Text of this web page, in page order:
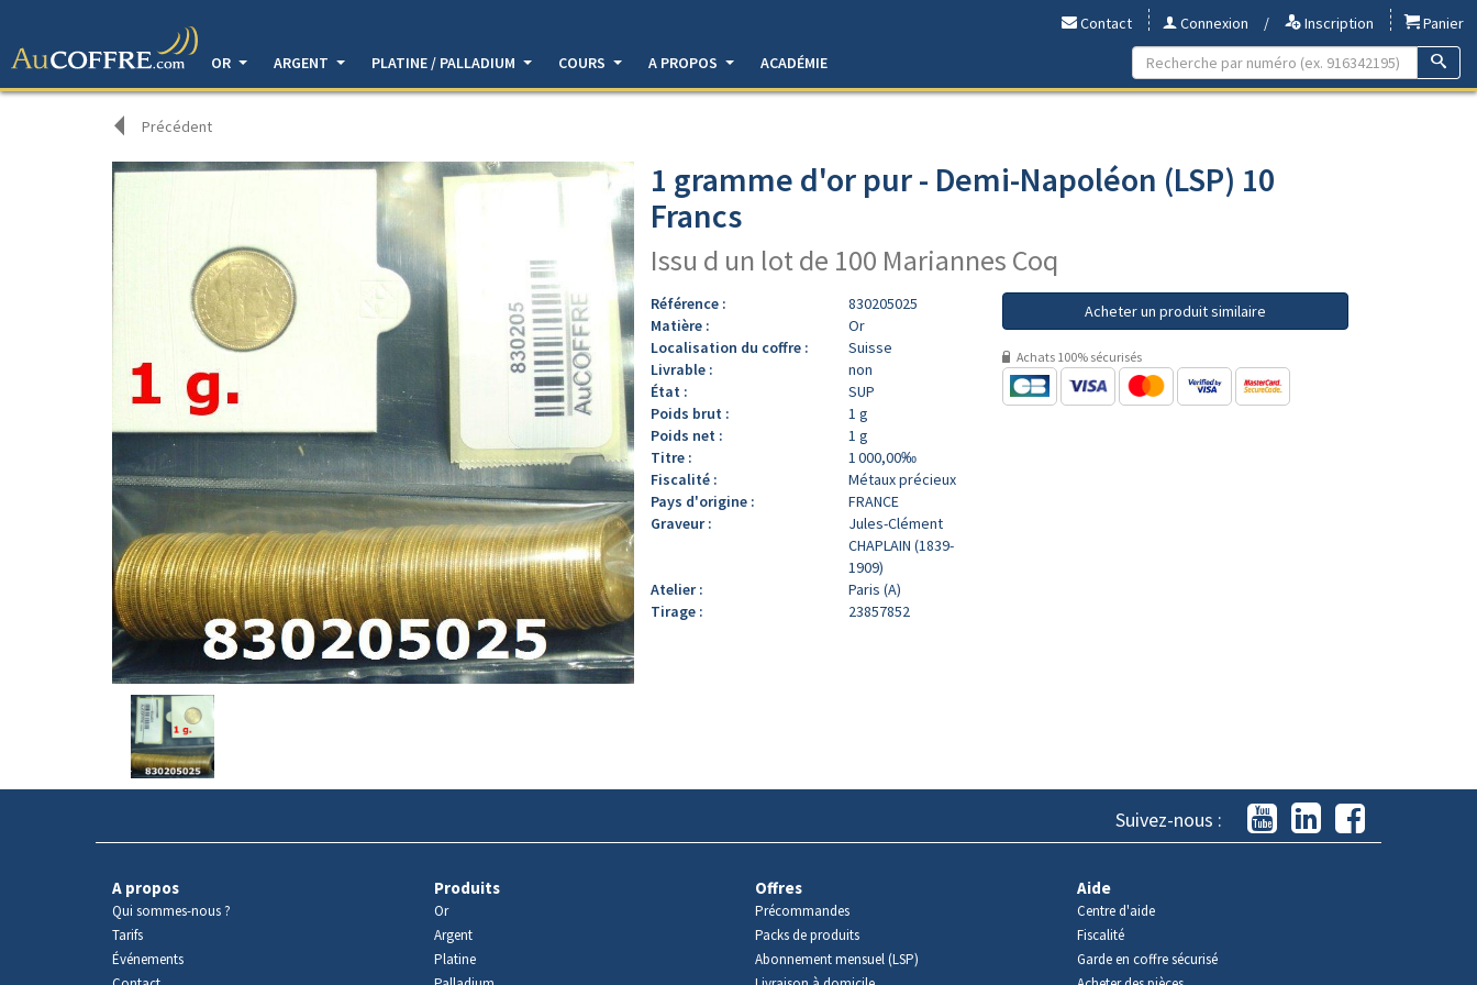
Contact Connexion / Inscription
Panier
OR
ARGENT PLATINE / PALLADIUM COURS A PROPOS ACADÉMIE
Précédent
Avers
produit
1 gramme d'or pur - Demi-Napoléon (LSP) 10
Francs
Issu d un lot de 100 Mariannes Coq
Référence :
830205025
Matière :
Or
Localisation du coffre :
Suisse
Livrable :
non
État :
SUP
Poids brut :
1 g
Poids net :
1 g
Titre :
1 000,00‰
Fiscalité :
Métaux précieux
Pays d'origine :
FRANCE
Graveur :
Jules-Clément
CHAPLAIN (1839-
1909)
Atelier :
Paris (A)
Tirage :
23857852
Acheter un produit similaire
Achats 100% sécurisés
Suivez-nous :
A propos
Qui sommes-nous ?
Tarifs
Événements
Produits
Or
Argent
Platine
Offres
Précommandes
Packs de produits
Abonnement mensuel (LSP)
Aide
Centre d'aide
Fiscalité
Garde en coffre sécurisé